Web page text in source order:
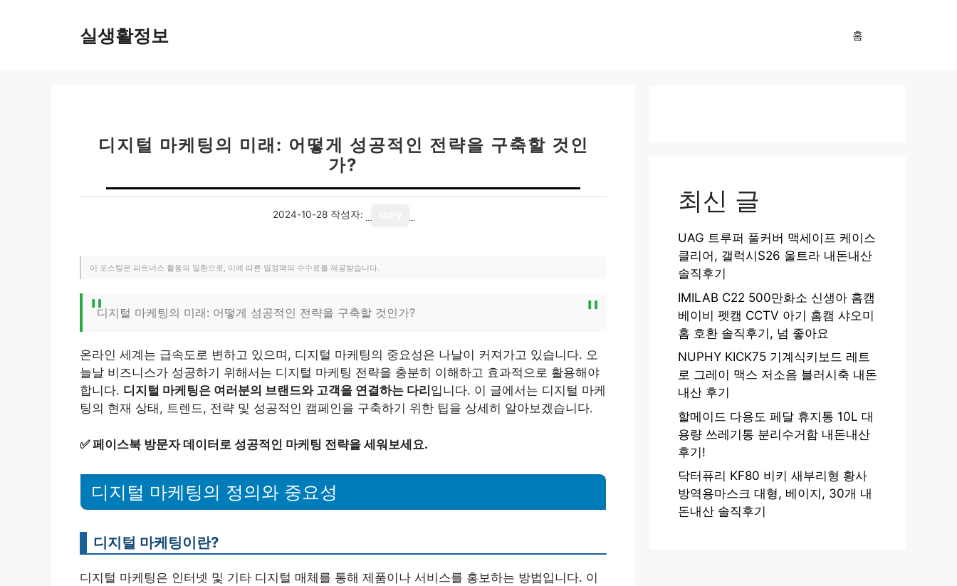
실생활정보 홈
디지털 마케팅의 미래: 어떻게 성공적인 전략을 구축할 것인
가?
2024-10-28 작성자:
이 포스팅은 파트너스 활동의 일환으로, 이에 따른 일정액의 수수료를 제공받습니다.
디지털 마케팅의 미래: 어떻게 성공적인 전략을 구축할 것인가?
온라인 세계는 급속도로 변하고 있으며, 디지털 마케팅의 중요성은 나날이 커져가고 있습니다. 오
늘날 비즈니스가 성공하기 위해서는 디지털 마케팅 전략을 충분히 이해하고 효과적으로 활용해야
합니다. 디지털 마케팅은 여러분의 브랜드와 고객을 연결하는 다리 입니다. 이 글에서는 디지털 마케
팅의 현재 상태, 트렌드, 전략 및 성공적인 캠페인을 구축하기 위한 팁을 상세히 알아보겠습니다.
✅페이스북 방문자 데이터로 성공적인 마케팅 전략을 세워보세요.
디지털 마케팅의 정의와 중요성
디지털 마케팅이란?
디지털 마케팅은 인터넷 및 기타 디지털 매체를 통해 제품이나 서비스를 홍보하는 방법입니다. 이
최신 글
UAG 트루퍼 풀커버 맥세이프 케이스
클리어, 갤럭시S26 울트라 내돈내산
솔직후기
IMILAB C22 500만화소 신생아 홈캠
베이비 펫캠 CCTV 아기 홈캠 샤오미
홈 호환 솔직후기, 넘 좋아요
NUPHY KICK75 기계식키보드 레트
로 그레이 맥스 저소음 블러시축 내돈
내산 후기
할메이드 다용도 페달 휴지통 10L 대
용량 쓰레기통 분리수거함 내돈내산
후기!
닥터퓨리 KF80 비키 새부리형 황사
방역용마스크 대형, 베이지, 30개 내
돈내산 솔직후기